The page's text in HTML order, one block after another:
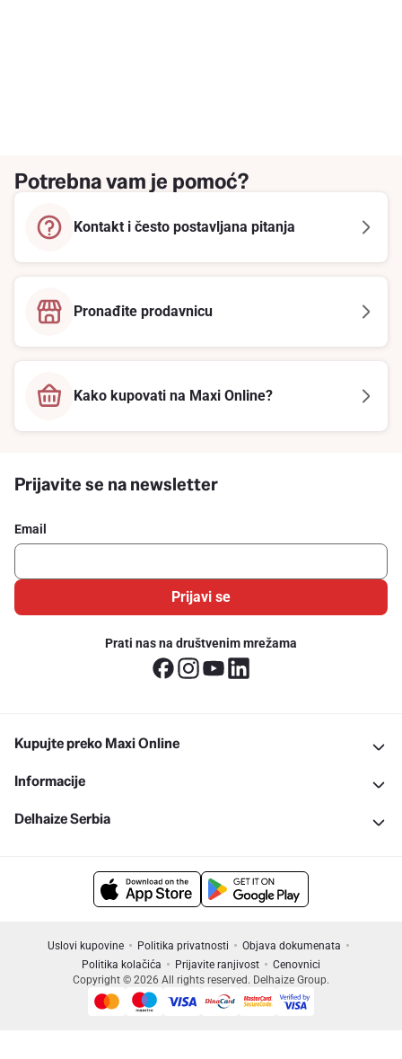
Potrebna vam je pomoć?
Kontakt i često postavljana pitanja
Pronađite prodavnicu
Kako kupovati na Maxi Online?
Prijavite se na newsletter
Email
Prijavi se
Prati nas na društvenim mrežama
Kupujte preko Maxi Online
Informacije
Delhaize Serbia
Uslovi kupovine Politika privatnosti
Objava dokumenata
Politika kolačića
Prijavite ranjivost
Cenovnici
Copyright © 2026 All rights reserved. Delhaize Group.